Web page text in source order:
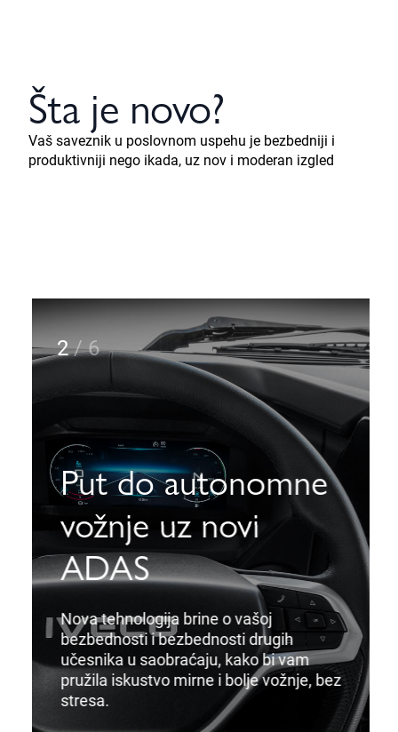
Šta je novo?
Vaš saveznik u poslovnom uspehu je bezbedniji i
produktivniji nego ikada, uz nov i moderan izgled
Put do autonomne
vožnje uz novi
ADAS
Nova tehnologija brine o vašoj
bezbednosti i bezbednosti drugih
učesnika u saobraćaju, kako bi vam
pružila iskustvo mirne i bolje vožnje, bez
stresa.
2/6